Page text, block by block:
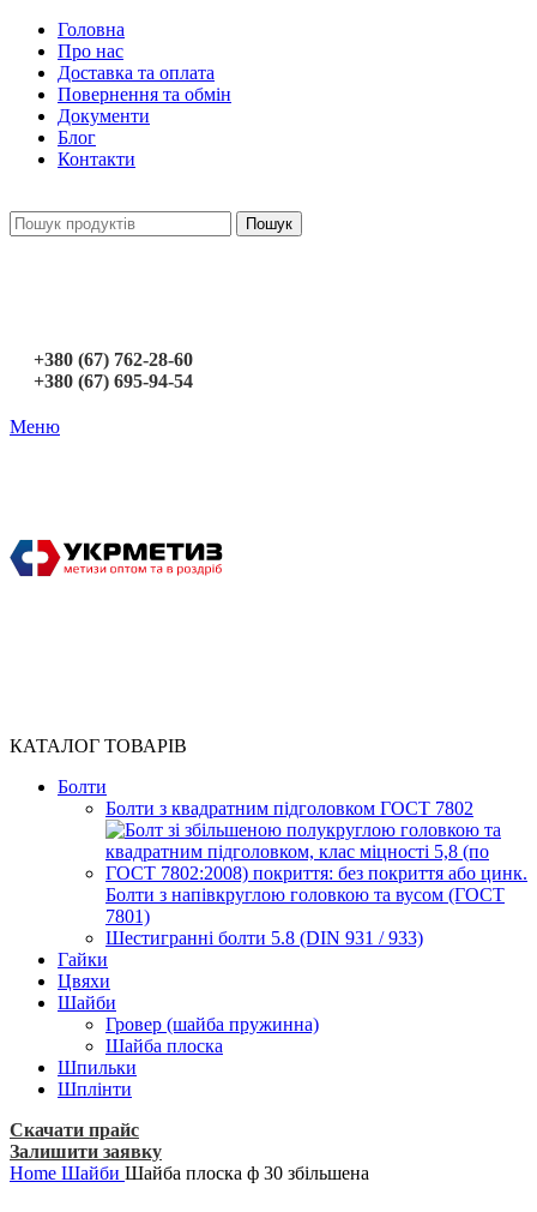
Головна
Про нас
Доставка та оплата
Повернення та обмін
Документи
Блог
Контакти
Пошук
+380 (67) 762-28-60
+380 (67) 695-94-54
Меню
КАТАЛОГ ТОВАРІВ
Болти
Болти з квадратним підголовком ГОСТ 7802
Болти з напівкруглою головкою та вусом (ГОСТ
7801)
Шестигранні болти 5.8 (DIN 931 / 933)
Гайки
Цвяхи
Шайби
Гровер (шайба пружинна)
Шайба плоска
Шпильки
Шплінти
Скачати прайс
Залишити заявку
Home Шайби Шайба плоска ф 30 збільшена